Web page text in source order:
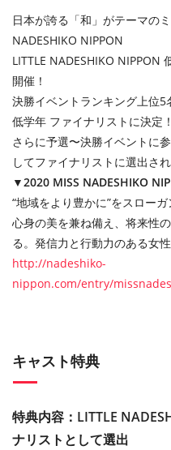
日本が誇る「和」がテーマの
NADESHIKO NIPPON
LITTLE NADESHIKO NIPPON
開催！
決勝イベントランキング上位5
低学年 ファイナリストに決定！
さらに予選〜決勝イベントに
してファイナリストに選出され
▼2020 MISS NADESHIKO
“地域をより豊かに”をスロー
心身の美を兼ね備え、将来性
る。発信力と行動力のある女
http://nadeshiko-
nippon.com/entry/
キャスト特典
特典内容：LITTLE
ナリストとして選出